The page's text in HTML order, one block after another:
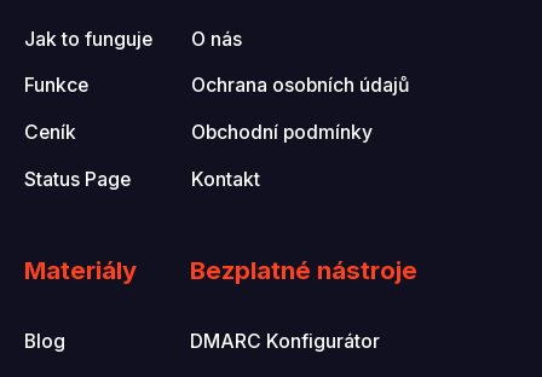
Jak to funguje
Funkce
Ceník
Status Page
O nás
Ochrana osobních údajů
Obchodní podmínky
Kontakt
Materiály
Blog
Bezplatné nástroje
DMARC Konfigurátor